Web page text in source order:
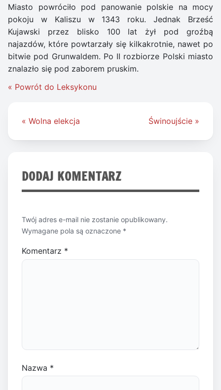
Miasto powróciło pod panowanie polskie na mocy
pokoju w Kaliszu w 1343 roku. Jednak Brześć
Kujawski przez blisko 100 lat żył pod groźbą
najazdów, które powtarzały się kilkakrotnie, nawet po
bitwie pod Grunwaldem. Po II rozbiorze Polski miasto
znalazło się pod zaborem pruskim.
« Powrót do Leksykonu
Nawigacja
« Wolna elekcja Świnoujście »
DODAJ KOMENTARZ
Twój adres e-mail nie zostanie opublikowany.
Wymagane pola są oznaczone *
Komentarz *
Nazwa *